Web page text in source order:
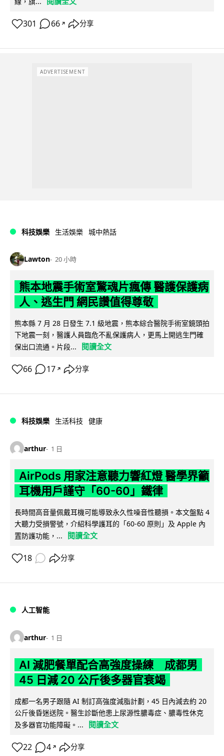
301 66 ↗ 分享
ADVERTISEMENT
科技娛樂 生活娛樂 城中熱話
Lawton 20 小時
熊本地震手術室驚魂片瘋傳 醫護保護病
人、逃生門 網民讚值得尊敬
熊本縣 7 月 28 日發生 7.1 級地震，熊本綜合醫院手術室鏡頭拍
下地震一刻，醫護人員臨危不亂保護病人，更馬上開逃生門確
保出口流通。片段...
閱讀全文
66 17 ↗ 分享
科技娛樂 生活科技 健康
arthur 1 日
AirPods 用家注意聽力響紅燈 醫學界籲
耳機用戶謹守「60-60」鐵律
長時間高音量佩戴耳機可能導致永久性噪音性聽損。本文盤點 4
大聽力受損警號，介紹科學護耳的「60-60 原則」及 Apple 內
置防護功能，...
閱讀全文
18 分享
人工智能
arthur 1 日
AI 減肥餐單配合高強度操練 成都男
45 日減 20 公斤後多器官衰竭
成都一名男子跟隨 AI 制訂高強度減脂計劃，45 日內減去約 20
公斤後昏迷送院。醫生診斷他患上尿源性膿毒症、膿毒性休克
及多器官功能障礙。...
閱讀全文
22 4 ↗ 分享